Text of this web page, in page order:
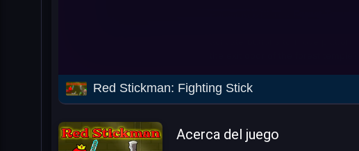
Red Stickman: Fighting Stick
Acerca del juego